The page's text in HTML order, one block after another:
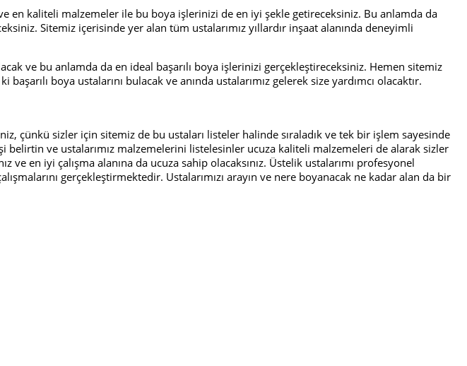
en kaliteli malzemeler ile bu boya işlerinizi de en iyi şekle getireceksiniz. Bu anlamda da
Sitemiz içerisinde yer alan tüm ustalarımız yıllardır inşaat alanında deneyimli
ve bu anlamda da en ideal başarılı boya işlerinizi gerçekleştireceksiniz. Hemen sitemiz
boya ustalarını bulacak ve anında ustalarımız gelerek size yardımcı olacaktır.
çünkü sizler için sitemiz de bu ustaları listeler halinde sıraladık ve tek bir işlem sayesinde
belirtin ve ustalarımız malzemelerini listelesinler ucuza kaliteli malzemeleri de alarak sizler
ve en iyi çalışma alanına da ucuza sahip olacaksınız. Üstelik ustalarımı profesyonel
gerçekleştirmektedir. Ustalarımızı arayın ve nere boyanacak ne kadar alan da bir